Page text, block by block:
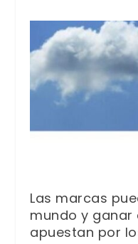
Las marcas
mundo y ganar
apuestan por